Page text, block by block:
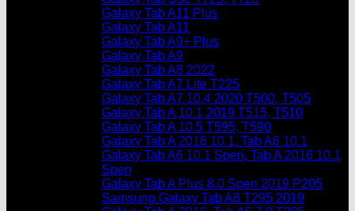
Galaxy Tab A11 Plus
Galaxy Tab A11
Galaxy Tab A9+ Plus
Galaxy Tab A9
Galaxy Tab A8 2022
Galaxy Tab A7 Lite T225
Galaxy Tab A7 10.4 2020 T500, T505
Galaxy Tab A 10.1 2019 T515, T510
Galaxy Tab A 10.5 T595, T590
Galaxy Tab A 2016 10.1, Tab A6 10.1
Galaxy Tab A6 10.1 Spen, Tab A 2016 10.1
Spen
Galaxy Tab A Plus 8.0 Spen 2019 P205
Samsung Galaxy Tab A8 T295 2019